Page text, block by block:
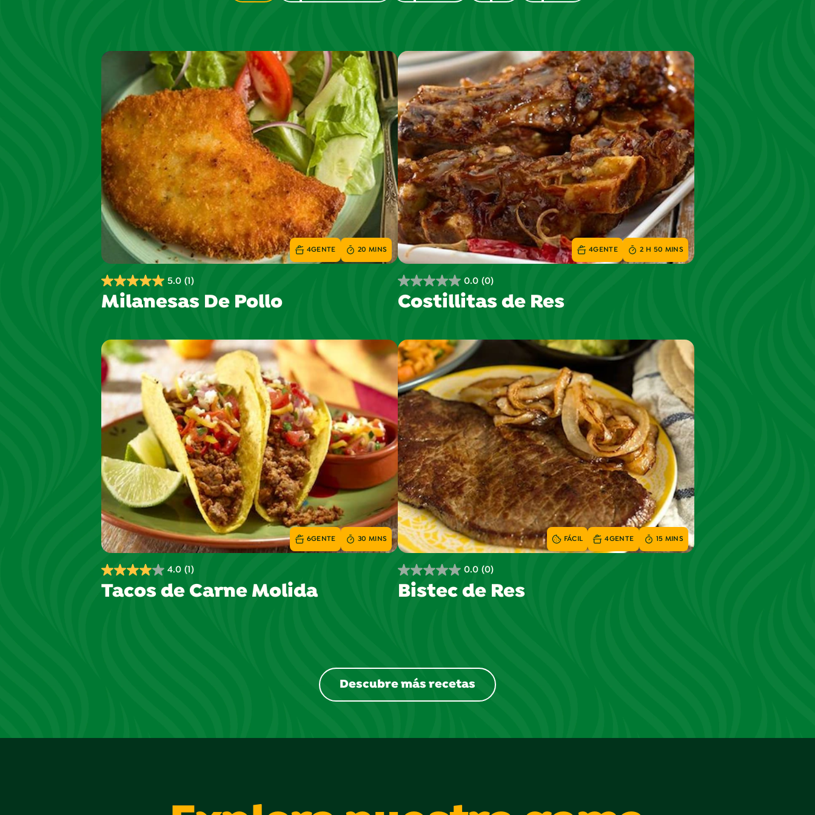
5.0 (1)
5.0
de
1
reseña
Milanesas De Pollo
4GENTE 20 MINS
0.0 (0)
0.0
de
Costillitas de Res
4GENTE 2 H 50 MINS
4.0 (1)
4.0
de
Tacos de Carne Molida
6GENTE 30 MINS
0.0 (0)
0.0
de
Bistec de Res
FÁCIL 4GENTE 15 MINS
Descubre más recetas